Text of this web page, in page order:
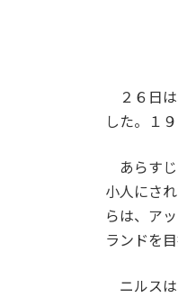
２６日
した。１
あらす
小人にさ
らは、ア
ランドを
ニルス